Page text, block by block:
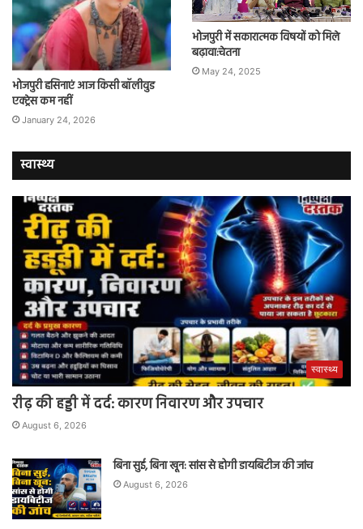
भोजपुरी हसिनाएं आज किसी बॉलीवुड
एक्ट्रेस कम नहीं
January 24, 2026
भोजपुरी में सकारात्मक विषयों को मिले
बढ़ावा:चेतना
May 24, 2025
स्वास्थ्य
स्वास्थ्य
रीढ़ की हड्डी में दर्द: कारण निवारण और उपचार
August 6, 2026
बिना सुई, बिना खून: सांस से होगी डायबिटीज की जांच
August 6, 2026